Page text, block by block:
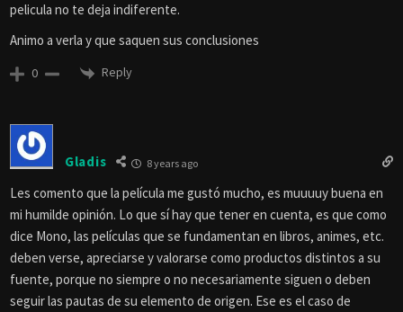
pelicula no te deja indiferente.
Animo a verla y que saquen sus conclusiones
0 Reply
Gladis 8 years ago
Les comento que la película me gustó mucho, es muuuuy buena en
mi humilde opinión. Lo que sí hay que tener en cuenta, es que como
dice Mono, las películas que se fundamentan en libros, animes, etc.
deben verse, apreciarse y valorarse como productos distintos a su
fuente, porque no siempre o no necesariamente siguen o deben
seguir las pautas de su elemento de origen. Ese es el caso de